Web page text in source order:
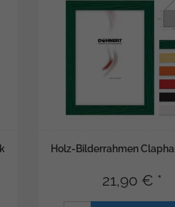
Holz-Bilderrahmen
21,90 € *